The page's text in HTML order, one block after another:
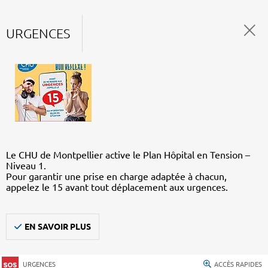
URGENCES
Le CHU de Montpellier active le Plan Hôpital en Tension –
Niveau 1.
Pour garantir une prise en charge adaptée à chacun,
appelez le 15 avant tout déplacement aux urgences.
EN SAVOIR PLUS
URGENCES ACCÈS RAPIDES